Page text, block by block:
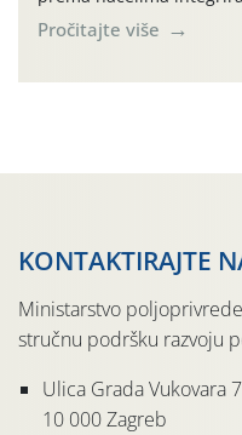
na pokusnom polju
parcela ID 2445031)
Pročitajte više
KONTAKTIRAJTE
Ministarstvo
stručnu podršku razvoju
Ulica Grada Vukovara
10 000 Zagreb